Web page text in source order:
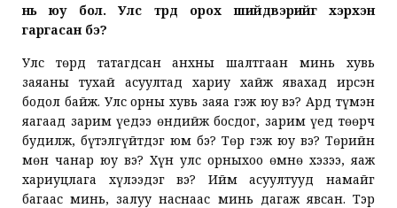
нь юу бол. Улс төрд орох шийдвэрийг хэрхэн
гаргасан бэ?
Улс төрд татагдсан анхны шалтгаан минь хувь
заяаны тухай асуултад хариу хайж явахад ирсэн
бодол байж. Улс орны хувь заяа гэж юу вэ? Ард түмэн
яагаад зарим үедээ өндийж босдог, зарим үед төөрч
будилж, бүтэлгүйтдэг юм бэ? Төр гэж юу вэ? Төрийн
мөн чанар юу вэ? Хүн улс орныхоо өмнө хэзээ, яаж
хариуцлага хүлээдэг вэ? Ийм асуултууд намайг
багаас минь, залуу наснаас минь дагаж явсан. Тэр